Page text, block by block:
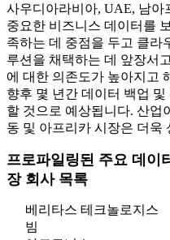
사우디아라비아, UAE, 남아
중요한 비즈니스 데이터를
족하는 데 중점을 두고 클라
루션을 채택하는 데 앞장서
에 대한 의존도가 높아지고
향후 몇 년간 데이터 백업
할 것으로 예상됩니다. 산업
동 및 아프리카 시장은 더욱
프로파일링된 주요 데이
장 회사 목록
베리타스 테크놀로지스
빔